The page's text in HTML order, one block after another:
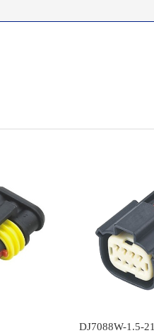
DJ7088W-1.5-21